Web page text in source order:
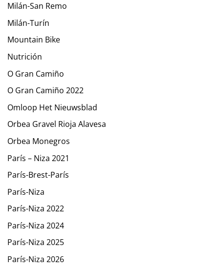
Milán-San Remo
Milán-Turín
Mountain Bike
Nutrición
O Gran Camiño
O Gran Camiño 2022
Omloop Het Nieuwsblad
Orbea Gravel Rioja Alavesa
Orbea Monegros
París – Niza 2021
París-Brest-París
París-Niza
París-Niza 2022
París-Niza 2024
París-Niza 2025
París-Niza 2026